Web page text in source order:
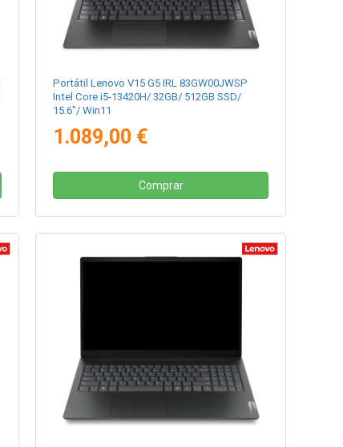
Portátil Lenovo V15 G5 IRL 83GW00JWSP
Intel Core i5-13420H/ 32GB/ 512GB SSD/
15.6"/ Win11
1.089,00 €
Comprar